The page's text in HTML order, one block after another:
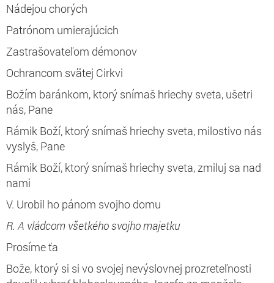
Nádejou chorých
Patrónom umierajúcich
Zastrašovateľom démonov
Ochrancom svätej Cirkvi
Božím baránkom, ktorý snímaš hriechy sveta, ušetri
nás, Pane
Rámik Boží, ktorý snímaš hriechy sveta, milostivo nás
vyslyš, Pane
Rámik Boží, ktorý snímaš hriechy sveta, zmiluj sa nad
nami
V. Urobil ho pánom svojho domu
R. A vládcom všetkého svojho majetku
Prosíme ťa
Bože, ktorý si si vo svojej nevýslovnej prozreteľnosti